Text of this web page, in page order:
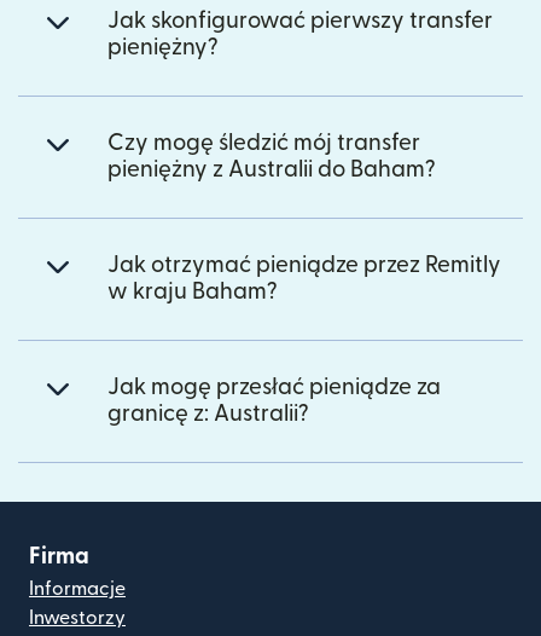
Jak skonfigurować pierwszy transfer
pieniężny?
Czy mogę śledzić mój transfer
pieniężny z Australii do Baham?
Jak otrzymać pieniądze przez Remitly
w kraju Baham?
Jak mogę przesłać pieniądze za
granicę z: Australii?
Firma
Informacje
Inwestorzy